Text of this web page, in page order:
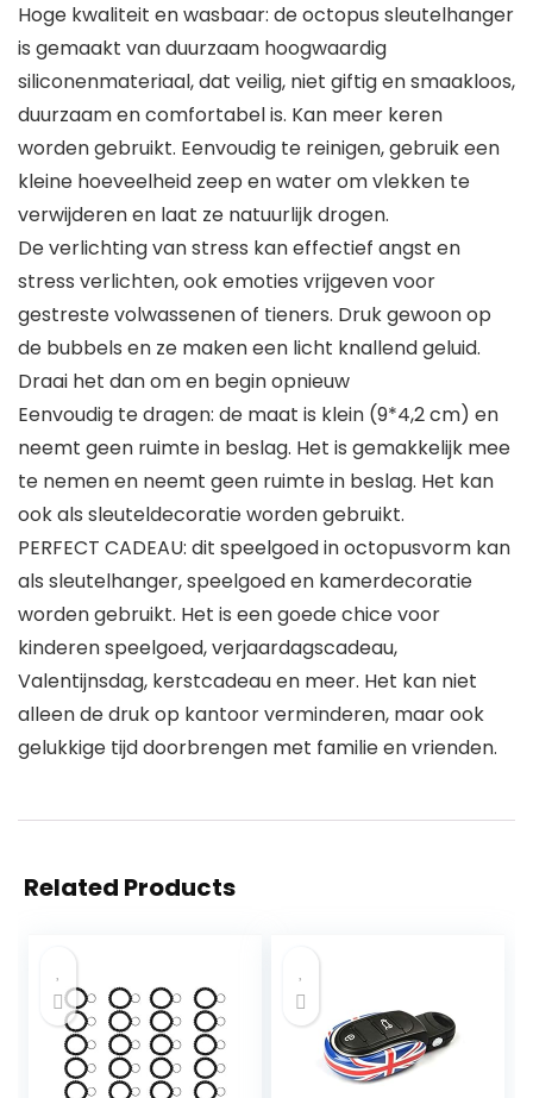
Hoge kwaliteit en wasbaar: de octopus sleutelhanger
is gemaakt van duurzaam hoogwaardig
siliconenmateriaal, dat veilig, niet giftig en smaakloos,
duurzaam en comfortabel is. Kan meer keren
worden gebruikt. Eenvoudig te reinigen, gebruik een
kleine hoeveelheid zeep en water om vlekken te
verwijderen en laat ze natuurlijk drogen.
De verlichting van stress kan effectief angst en
stress verlichten, ook emoties vrijgeven voor
gestreste volwassenen of tieners. Druk gewoon op
de bubbels en ze maken een licht knallend geluid.
Draai het dan om en begin opnieuw
Eenvoudig te dragen: de maat is klein (9*4,2 cm) en
neemt geen ruimte in beslag. Het is gemakkelijk mee
te nemen en neemt geen ruimte in beslag. Het kan
ook als sleuteldecoratie worden gebruikt.
PERFECT CADEAU: dit speelgoed in octopusvorm kan
als sleutelhanger, speelgoed en kamerdecoratie
worden gebruikt. Het is een goede chice voor
kinderen speelgoed, verjaardagscadeau,
Valentijnsdag, kerstcadeau en meer. Het kan niet
alleen de druk op kantoor verminderen, maar ook
gelukkige tijd doorbrengen met familie en vrienden.
Related Products